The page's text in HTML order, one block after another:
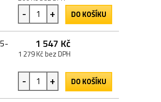
- + DO KOŠÍKU
1 547 Kč
1 279 Kč bez DPH
- + DO KOŠÍKU